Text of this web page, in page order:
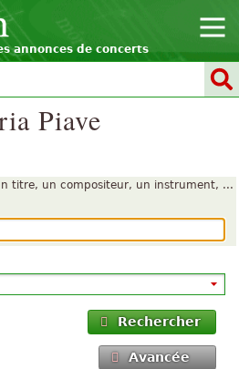
annonces de concerts
Piave
titre, un compositeur, un instrument, ...
Rechercher
Avancée